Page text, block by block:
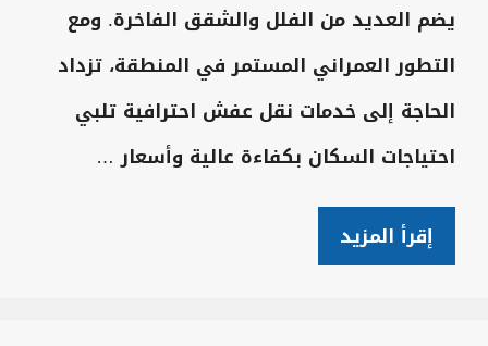
يضم العديد من الفلل والشقق الفاخرة. ومع
التطور العمراني المستمر في المنطقة، تزداد
الحاجة إلى خدمات نقل عفش احترافية تلبي
احتياجات السكان بكفاءة عالية وأسعار …
إقرأ المزيد